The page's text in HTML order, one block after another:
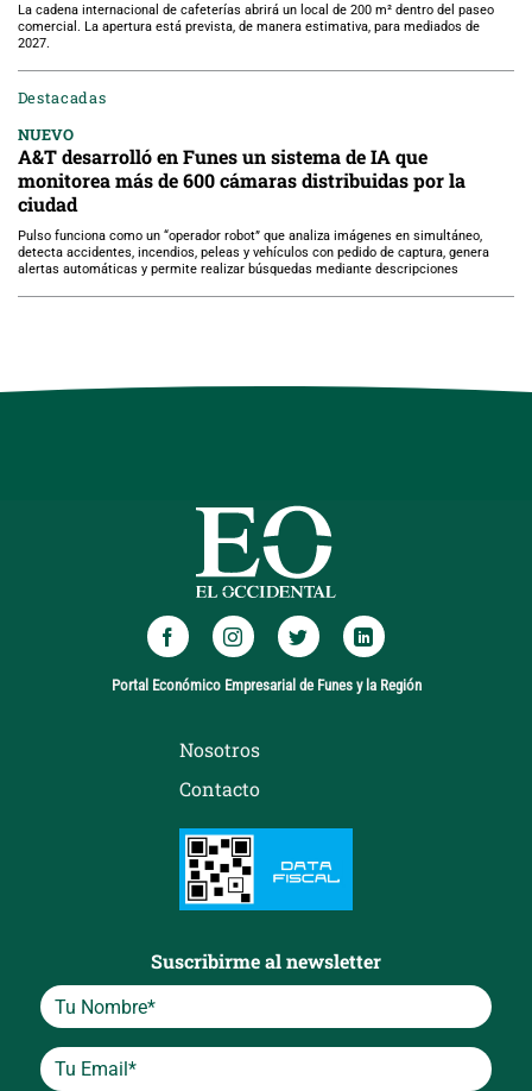
La cadena internacional de cafeterías abrirá un local de 200 m² dentro del paseo
comercial. La apertura está prevista, de manera estimativa, para mediados de
2027.
Destacadas
NUEVO
A&T desarrolló en Funes un sistema de IA que
monitorea más de 600 cámaras distribuidas por la
ciudad
Pulso funciona como un “operador robot” que analiza imágenes en simultáneo,
detecta accidentes, incendios, peleas y vehículos con pedido de captura, genera
alertas automáticas y permite realizar búsquedas mediante descripciones
Portal Económico Empresarial de Funes y la Región
Nosotros
Contacto
Suscribirme al newsletter